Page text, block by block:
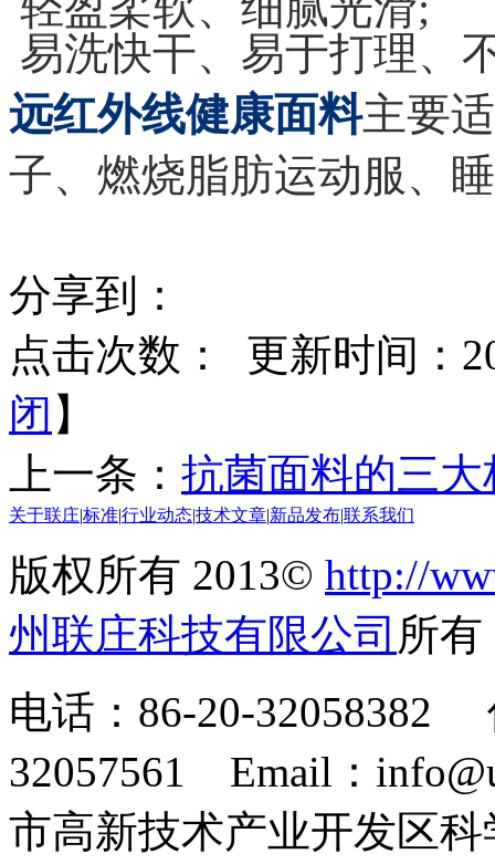
易洗快干、易于打理、
远红外线健康面料主要
子、燃烧脂肪运动服、
分享到：
点击次数：
更新时间：
闭 】
上一条： 抗菌面料的三大
关于联庄|标准|行业动态|技术文章|新品发布|联系我们
版权所有 2013© http://
州联庄科技有限公司 所
电话：86-20-32058382
32057561 Email：
市高新技术产业开发区